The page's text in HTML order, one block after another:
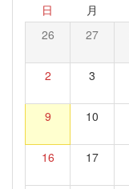
日 月
26 27
2 3
9 10
16 17